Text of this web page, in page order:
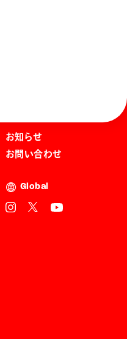
お知らせ
お問い合わせ
Global